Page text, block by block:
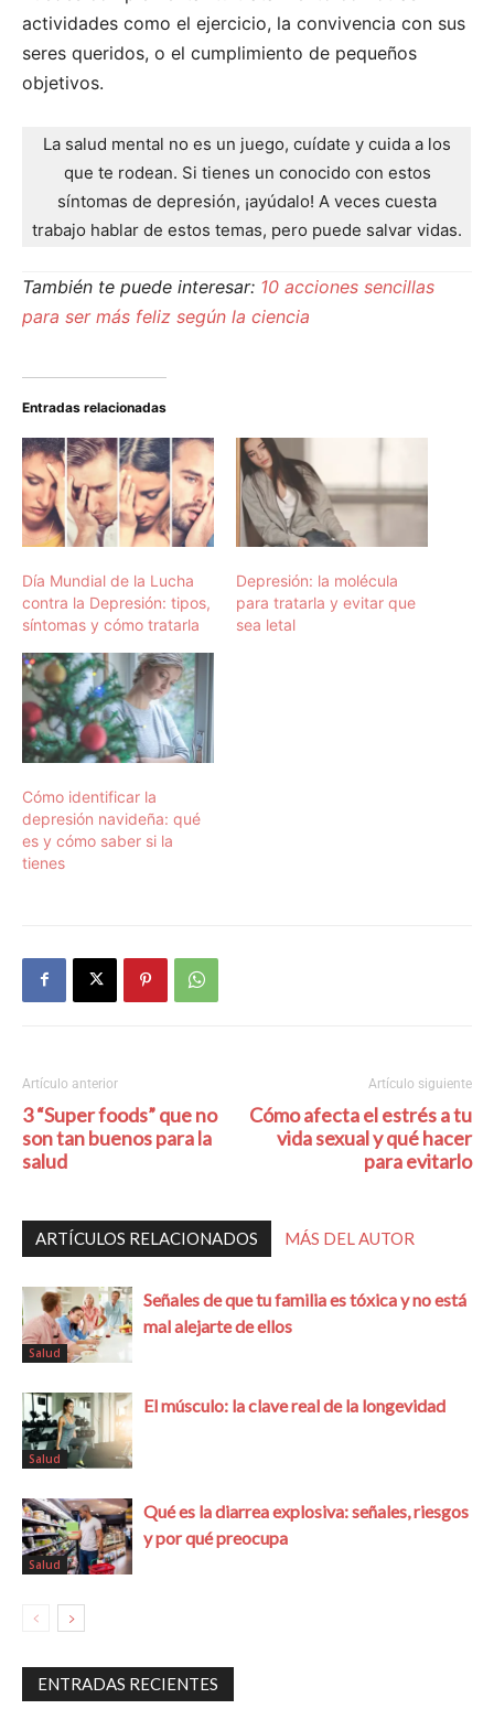
actividades como el ejercicio, la convivencia con sus
seres queridos, o el cumplimiento de pequeños
objetivos.
La salud mental no es un juego, cuídate y cuida a los
que te rodean. Si tienes un conocido con estos
síntomas de depresión, ¡ayúdalo! A veces cuesta
trabajo hablar de estos temas, pero puede salvar vidas.
También te puede interesar: 10 acciones sencillas
para ser más feliz según la ciencia
Entradas relacionadas
Día Mundial de la Lucha
contra la Depresión: tipos,
síntomas y cómo tratarla
Depresión: la molécula
para tratarla y evitar que
sea letal
Cómo identificar la
depresión navideña: qué
es y cómo saber si la
tienes
Artículo anterior
3 “Super foods” que no
son tan buenos para la
salud
Artículo siguiente
Cómo afecta el estrés a tu
vida sexual y qué hacer
para evitarlo
ARTÍCULOS RELACIONADOS MÁS DEL AUTOR
Salud
Señales de que tu familia es tóxica y no está
mal alejarte de ellos
Salud
El músculo: la clave real de la longevidad
Salud
Qué es la diarrea explosiva: señales, riesgos
y por qué preocupa
ENTRADAS RECIENTES